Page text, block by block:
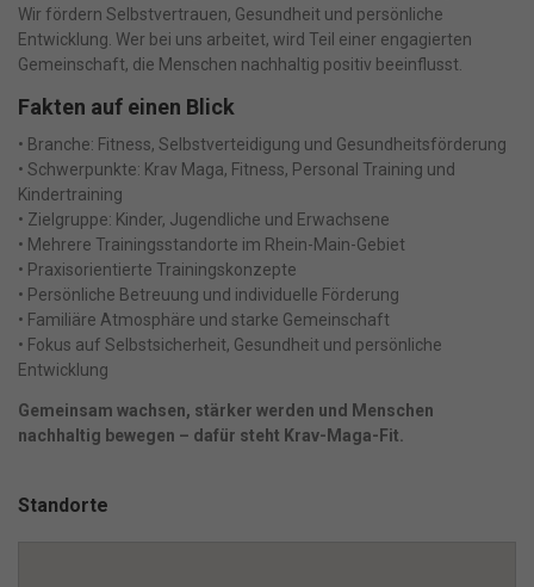
Wir fördern Selbstvertrauen, Gesundheit und persönliche
Entwicklung. Wer bei uns arbeitet, wird Teil einer engagierten
Gemeinschaft, die Menschen nachhaltig positiv beeinflusst.
Fakten auf einen Blick
• Branche: Fitness, Selbstverteidigung und Gesundheitsförderung
• Schwerpunkte: Krav Maga, Fitness, Personal Training und
Kindertraining
• Zielgruppe: Kinder, Jugendliche und Erwachsene
• Mehrere Trainingsstandorte im Rhein-Main-Gebiet
• Praxisorientierte Trainingskonzepte
• Persönliche Betreuung und individuelle Förderung
• Familiäre Atmosphäre und starke Gemeinschaft
• Fokus auf Selbstsicherheit, Gesundheit und persönliche
Entwicklung
Gemeinsam wachsen, stärker werden und Menschen
nachhaltig bewegen – dafür steht Krav-Maga-Fit.
Standorte
Zurück
Datenschutzeinstellungen
Essenzielle Cookies ermöglichen grundlegende Funktionen und sind
Cookie-Informationen anzeigen
Marketing (1)
Marketing-Cookies werden von Drittanbietern oder Publishern
verwendet, um personalisierte Werbung anzuzeigen. Sie tun dies, indem
sie Besucher über Websites hinweg verfolgen.
Cookie-Informationen anzeigen
powered by Borlabs Cookie Datenschutzerklärung